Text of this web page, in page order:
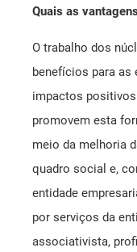
Quais as
O trabalho dos
benefícios para as
impactos
promovem esta
meio da melhoria
quadro social e,
entidade
por serviços da
associativista,